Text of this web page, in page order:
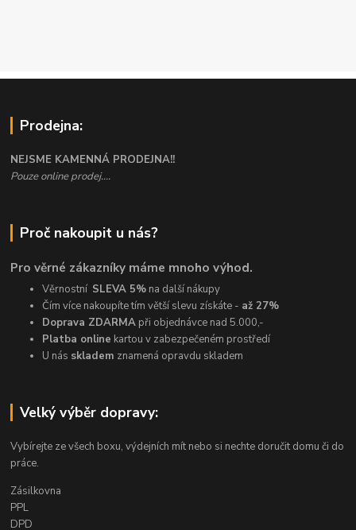
Prodejna:
NEJSME KAMENNÁ PRODEJNA!!
Pouze online prodej....
Proč nakoupit u nás?
Pro věrné zákazníky máme mnoho výhod.
Věrnostní SLEVA 5% na další nákupy
Čím více nakoupíte tím větší slevu získáte - až 27%
Doprava ZDARMA při objednávce nad 5.000,-
Platba online kartou v zabezpečeném prostředí
U nás skladem znamená opravdu skladem
Velký výběr dopravy:
Vybírejte ze všech boxu, výdejních mít nebo si nechte doručit domu či do
práce.
Zásilkovna
PPL
DPD